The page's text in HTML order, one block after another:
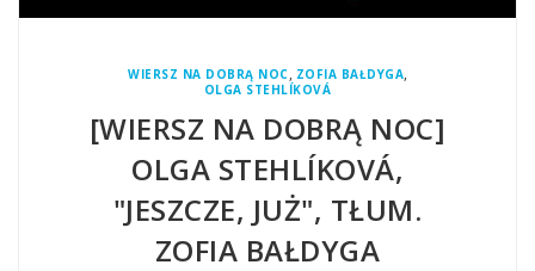
WIERSZ NA DOBRĄ NOC, ZOFIA BAŁDYGA,
OLGA STEHLÍKOVÁ
[WIERSZ NA DOBRĄ NOC]
OLGA STEHLÍKOVÁ,
"JESZCZE, JUŻ", TŁUM.
ZOFIA BAŁDYGA